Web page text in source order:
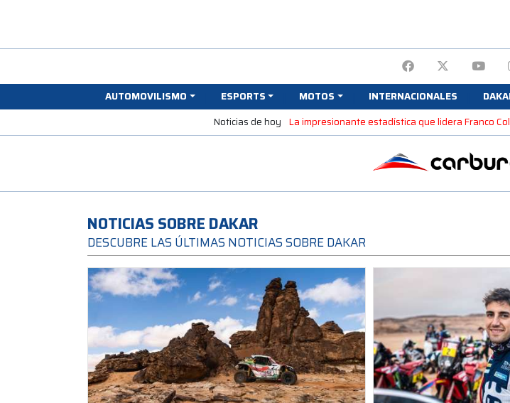
AUTOMOVILISMO ESPORTS MOTOS INTERNACIONALES
Noticias de hoy La impresionante estadística que lidera Franco
NOTICIAS SOBRE DAKAR
DESCUBRE LAS ÚLTIMAS NOTICIAS SOBRE DAKAR